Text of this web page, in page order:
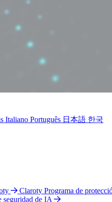
Italiano Português 日本語 한국
Claroty Programa de
seguridad de IA